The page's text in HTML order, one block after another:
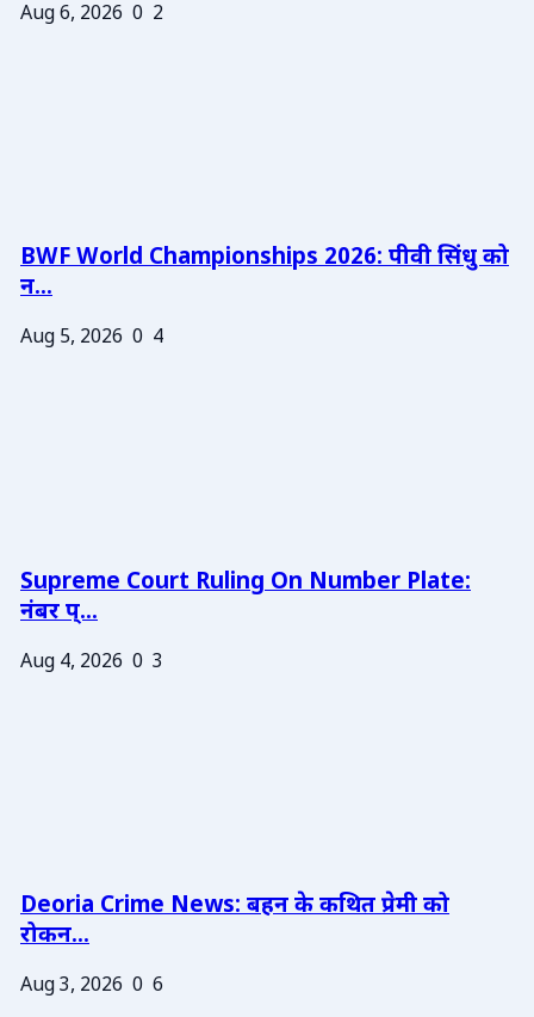
Aug 6, 2026 0 2
BWF World Championships 2026: पीवी सिंधु को
न...
Aug 5, 2026 0 4
Supreme Court Ruling On Number Plate:
नंबर प्...
Aug 4, 2026 0 3
Deoria Crime News: बहन के कथित प्रेमी को
रोकन...
Aug 3, 2026 0 6